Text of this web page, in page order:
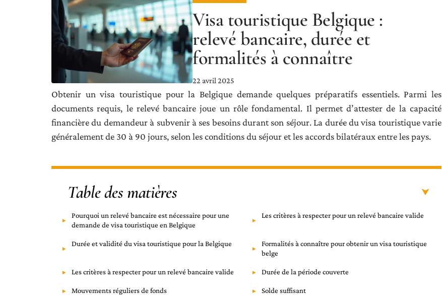
Visa touristique Belgique :
relevé bancaire, durée et
formalités à connaître
22 avril 2025
Obtenir un visa touristique pour la Belgique demande quelques préparatifs essentiels. Parmi les
documents requis, le relevé bancaire joue un rôle fondamental. Il permet d’attester de la capacité
financière du demandeur à subvenir à ses besoins durant son séjour. La durée du visa touristique varie
généralement de 30 à 90 jours, selon les conditions du séjour et les accords bilatéraux entre les pays.
Table des matières
Pourquoi un relevé bancaire est nécessaire pour une
demande de visa touristique en Belgique
Les critères à respecter pour un relevé bancaire valide
Durée et validité du visa touristique pour la Belgique
Formalités à connaître pour obtenir un visa touristique
belge
Les critères à respecter pour un relevé bancaire valide Durée de la période couverte
Mouvements réguliers de fonds Solde suffisant